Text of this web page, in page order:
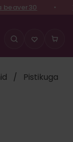
/
Pistikuga